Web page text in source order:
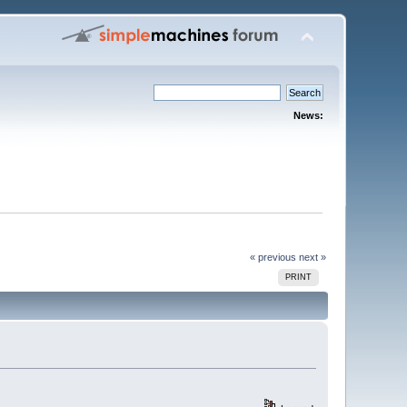
News:
« previous next »
PRINT